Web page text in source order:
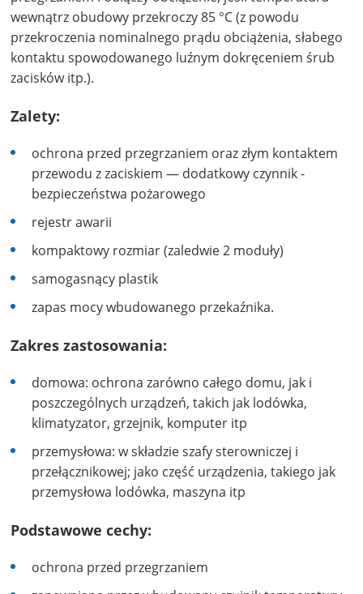
wewnątrz obudowy przekroczy 85 °C (z powodu
przekroczenia nominalnego prądu obciążenia, słabego
kontaktu spowodowanego luźnym dokręceniem śrub
zacisków itp.).
Zalety:
ochrona przed przegrzaniem oraz złym kontaktem
przewodu z zaciskiem — dodatkowy czynnik -
bezpieczeństwa pożarowego
rejestr awarii
kompaktowy rozmiar (zaledwie 2 moduły)
samogasnący plastik
zapas mocy wbudowanego przekaźnika.
Zakres zastosowania:
domowa: ochrona zarówno całego domu, jak i
poszczególnych urządzeń, takich jak lodówka,
klimatyzator, grzejnik, komputer itp
przemysłowa: w składzie szafy sterowniczej i
przełącznikowej; jako część urządzenia, takiego jak
przemysłowa lodówka, maszyna itp
Podstawowe cechy:
ochrona przed przegrzaniem